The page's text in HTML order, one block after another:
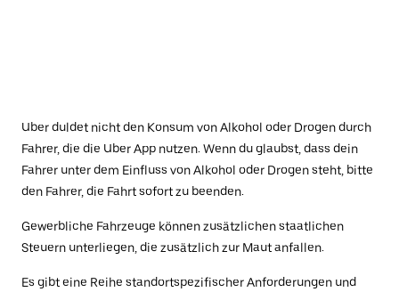
Uber duldet nicht den Konsum von Alkohol oder Drogen durch
Fahrer, die die Uber App nutzen. Wenn du glaubst, dass dein
Fahrer unter dem Einfluss von Alkohol oder Drogen steht, bitte
den Fahrer, die Fahrt sofort zu beenden.
Gewerbliche Fahrzeuge können zusätzlichen staatlichen
Steuern unterliegen, die zusätzlich zur Maut anfallen.
Es gibt eine Reihe standortspezifischer Anforderungen und